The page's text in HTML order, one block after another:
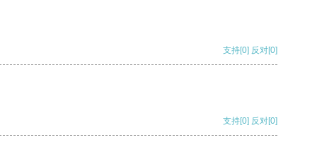
支持[0] 反对[0]
支持[0] 反对[0]